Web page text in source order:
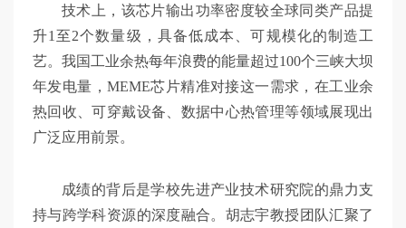
技术上，该芯片输出功率密度较全球同类产品提
升1至2个数量级，具备低成本、可规模化的制造工
艺。我国工业余热每年浪费的能量超过100个三峡大坝
年发电量，MEME芯片精准对接这一需求，在工业余
热回收、可穿戴设备、数据中心热管理等领域展现出
广泛应用前景。
成绩的背后是学校先进产业技术研究院的鼎力支
持与跨学科资源的深度融合。胡志宇教授团队汇聚了